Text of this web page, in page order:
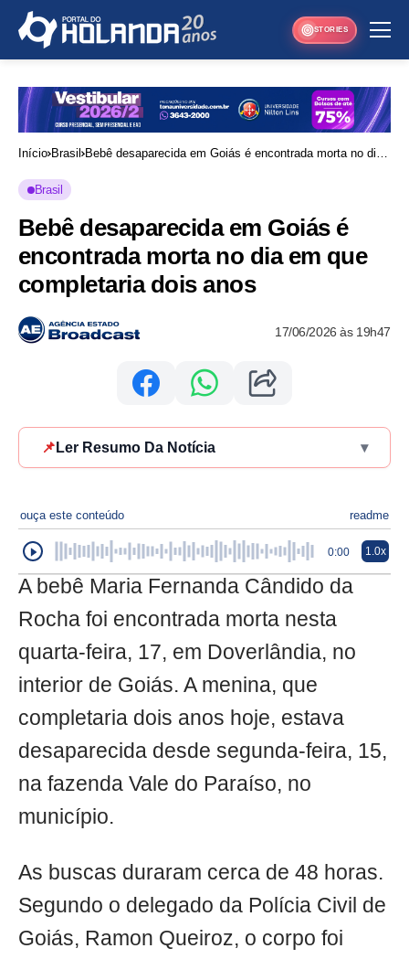
STORIES
Início Brasil
Bebê desaparecida em Goiás é encontrada morta no dia
Brasil
Bebê desaparecida em Goiás é
encontrada morta no dia em que
completaria dois anos
17/06/2026 às 19h47
📌 Ler Resumo Da Notícia ▾
ouça este conteúdo readme
0:00 1.0x
A bebê Maria Fernanda Cândido da
Rocha foi encontrada morta nesta
quarta-feira, 17, em Doverlândia, no
interior de Goiás. A menina, que
completaria dois anos hoje, estava
desaparecida desde segunda-feira, 15,
na fazenda Vale do Paraíso, no
município.
As buscas duraram cerca de 48 horas.
Segundo o delegado da Polícia Civil de
Goiás, Ramon Queiroz, o corpo foi